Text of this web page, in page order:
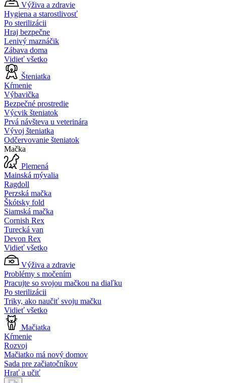
Výživa a zdravie
Hygiena a starostlivosť
Po sterilizácii
Hraj bezpečne
Lenivý maznáčik
Zábava doma
Vidieť všetko
Šteniatka
Kŕmenie
Výbavička
Bezpečné prostredie
Výcvik šteniatok
Prvá návšteva u veterinára
Vývoj šteniatka
Odčervovanie šteniatok
Mačka
Plemená
Mainská mývalia
Ragdoll
Perzská mačka
Škótsky fold
Siamská mačka
Cornish Rex
Turecká van
Devon Rex
Vidieť všetko
Výživa a zdravie
Problémy s močením
Pracujte so svojou mačkou na diaľku
Po sterilizácii
Triky, ako naučiť svoju mačku
Vidieť všetko
Mačiatka
Kŕmenie
Rozvoj
Mačiatko má nový domov
Sada pre začiatočníkov
Hrať a učiť